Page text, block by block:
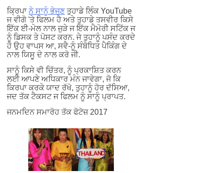
ਕ੍ਰਿਪਾਨੇ ਸਾਨੂੰ ਭੇਜਣਤੁਹਾਡੇ ਲਿੰਕ YouTube
ਜ ਵੀਗੋ 'ਤੇ ਫਿਲਮ ਹੈ ਅਤੇ ਤੁਹਾਡੇ ਤਸਵੀਰ ਕਿਸੇ
ਇੱਕ ਈ-ਮੇਲ ਨਾਲ ਜੁੜੇ ਜ ਇੱਕ ਮੈਮੋਰੀ ਸਟਿੱਕ ਜ
ਨੂੰ ਡਿਸਕ ਤੇ ਪੋਸਟ ਕਰਨ. ਜੇ ਤੁਹਾਨੂੰ ਪਸੰਦ ਕਰਦੇ
ਹੋ ਉਹ ਵਾਪਸ ਆ, ਸਵੈ-ਨੂੰ ਸੰਬੋਧਿਤ ਪੈਕਿੰਗ ਦੇ
ਨਾਲ ਯਿਸੂ ਦੇ ਨਾਲ ਕਰੋ ਜੀ.
ਸਾਨੂੰ ਕਿਸੇ ਵੀ ਚਿੱਤਰ, ਨੂੰ ਪ੍ਰਕਾਸ਼ਿਤ ਕਰਨ
ਲਈ ਆਪਣੇ ਅਧਿਕਾਰ ਮੰਨ ਜਾਵੇਗਾ, ਜੋ ਕਿ
ਕਿਰਪਾ ਕਰਕੇ ਯਾਦ ਰੱਖੋ, ਤੁਹਾਨੂੰ ਹੋਰ ਦੱਸਿਆ,
ਜਦ ਤੱਕ ਟੈਕਸਟ ਜ ਫਿਲਮ ਨੂੰ ਸਾਨੂੰ ਪ੍ਰਾਪਤ.
ਜਨਮਦਿਨ ਸਮਾਰੋਹ ਤੱਕ ਫੋਟੋਜ਼ 2017